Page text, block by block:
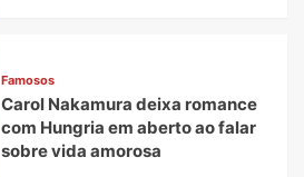
Famosos
Carol Nakamura deixa romance
com Hungria em aberto ao falar
sobre vida amorosa